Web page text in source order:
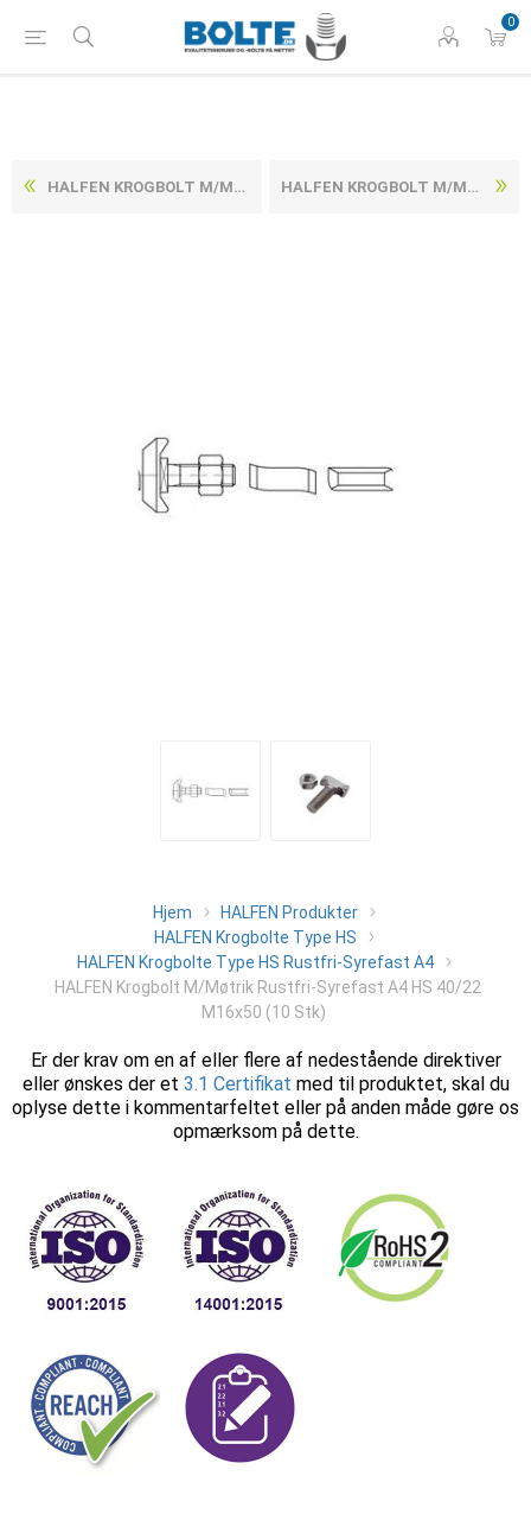
0
HALFEN KROGBOLT M/MØTRIK RUSTFRI-SYREFAST A4 HS 40/22 M16X100 (10 STK) HALFEN KROGBOLT M/MØTRIK RUSTFRI-SYREFAST A4 HS 40/22 M16X80 (10 STK)
Hjem
HALFEN Produkter
HALFEN Krogbolte Type HS
HALFEN Krogbolte Type HS Rustfri-Syrefast A4
HALFEN Krogbolt M/Møtrik Rustfri-Syrefast A4 HS 40/22
M16x50 (10 Stk)
Er der krav om en af eller flere af nedestående direktiver
eller ønskes der et 3.1 Certifikat med til produktet, skal du
oplyse dette i kommentarfeltet eller på anden måde gøre os
opmærksom på dette.